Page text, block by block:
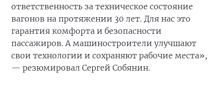
ответственность за техническое состояние
вагонов на протяжении 30 лет. Для нас это
гарантия комфорта и безопасности
пассажиров. А машиностроители улучшают
свои технологии и сохраняют рабочие места»,
— резюмировал Сергей Собянин.